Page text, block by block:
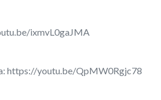
ixmvL0gaJMA
https://youtu.be/QpMW0Rgjc78